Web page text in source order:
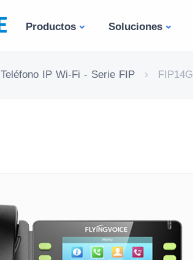
Productos Soluciones
Teléfono IP Wi-Fi - Serie FIP FIP14G